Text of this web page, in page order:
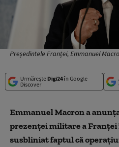
Președintele Franței, Emmanuel
Urmărește Digi24în Google
Discover
Emmanuel Macron a
prezenţei militare a Franței
susbliniat faptul că